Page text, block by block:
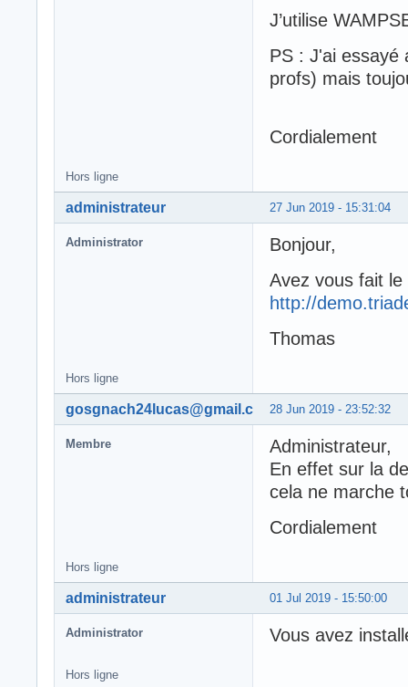
J’utilise
PS : J'ai essayé
profs) mais
Cordialement
Hors ligne
27 Jun 2019 - 15:31:04
administrateur
Administrator
Bonjour,
Avez vous fait
http://
Thomas
Hors ligne
28 Jun 2019 - 23:52:32
gosgnach24lucas@gmail.com
Membre
Administrateur,
En effet sur la
cela ne marche
Cordialement
Hors ligne
01 Jul 2019 - 15:50:00
administrateur
Administrator Vous avez
Hors ligne